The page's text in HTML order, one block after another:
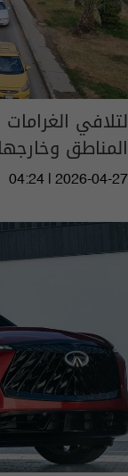
لتلافي
المناطق وخارجها
04:24 | 2026-04-27